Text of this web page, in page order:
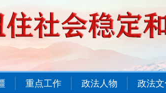
重点工作 政法人物 政法